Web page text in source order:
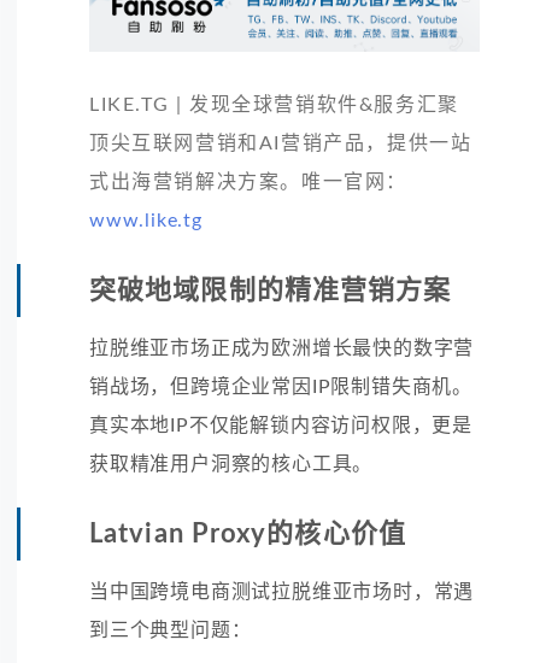
LIKE.TG | 发现全球营销软件&服务汇聚
顶尖互联网营销和AI营销产品，提供一站
式出海营销解决方案。唯一官网：
www.like.tg
突破地域限制的精准营销方案
拉脱维亚市场正成为欧洲增长最快的数字营
销战场，但跨境企业常因IP限制错失商机。
真实本地IP不仅能解锁内容访问权限，更是
获取精准用户洞察的核心工具。
Latvian Proxy的核心价值
当中国跨境电商测试拉脱维亚市场时，常遇
到三个典型问题：